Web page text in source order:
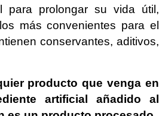
para prolongar su vida útil,
más convenientes para el
conservantes, aditivos,
producto que venga en
artificial añadido al